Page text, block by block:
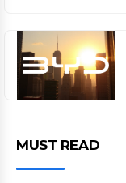
MUST READ